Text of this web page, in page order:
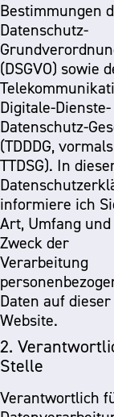
Bestimmungen
Datenschutz-
(DSGVO) sowie
Digitale-Dienste-
Datenschutz-
(TDDDG, vormals
TTDSG). In dieser
informiere ich
Art, Umfang und
Zweck der
Verarbeitung
Daten auf dieser
Website.
2.
Stelle
Verantwortlich